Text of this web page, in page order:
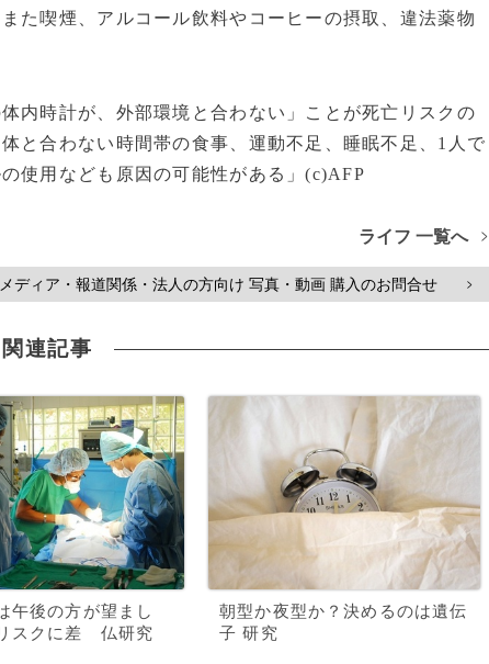
た喫煙、アルコール飲料やコーヒーの摂取、違法薬物
内時計が、外部環境と合わない」ことが死亡リスクの
と合わない時間帯の食事、運動不足、睡眠不足、1人で
使用なども原因の可能性がある」(c)AFP
ライフ 一覧へ >
メディア・報道関係・法人の方向け 写真・動画 購入のお問合せ >
関連記事
午後の方が望まし
スクに差 仏研究
朝型か夜型か？決めるのは遺伝
子 研究